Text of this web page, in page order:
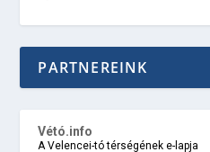
PARTNEREINK
Vétó.info
A Velencei-tó térségének e-lapja